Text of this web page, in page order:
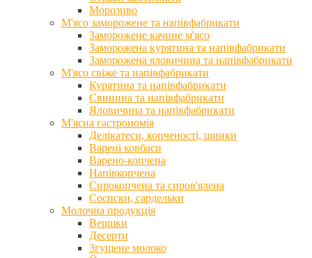
Морозиво
М'ясо заморожене та напівфабрикати
Заморожене качине м'ясо
Заморожена курятина та напівфабрикати
Заморожена яловичина та напівфабрикати
М'ясо свіже та напівфабрикати
Курятина та напівфабрикати
Свинина та напівфабрикати
Яловичина та напівфабрикати
М'ясна гастрономія
Делікатеси, копченості, шинки
Варені ковбаси
Варено-копчена
Напівкопчена
Сирокопчена та сиров'ялена
Сосиски, сардельки
Молочна продукція
Вершки
Десерти
Згущене молоко